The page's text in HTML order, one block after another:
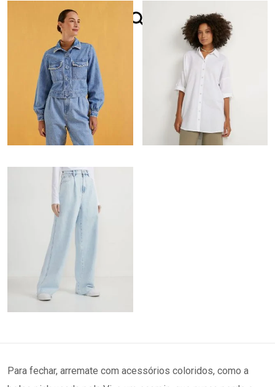
Para fechar, arremate com acessórios coloridos, como a